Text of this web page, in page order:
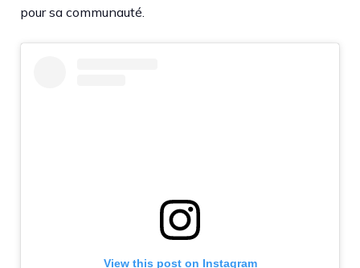
pour sa communauté.​
View this post on Instagram